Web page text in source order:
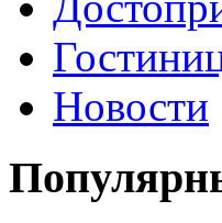
Новости